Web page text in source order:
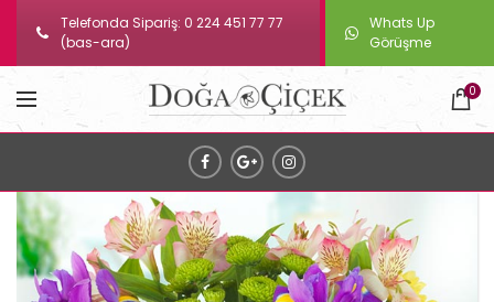
Telefonda Sipariş: 0 224 451 77 77
(bas-ara)
Whats Up
Görüşme
0